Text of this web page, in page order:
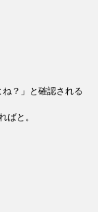
？」と確認される
ばと。